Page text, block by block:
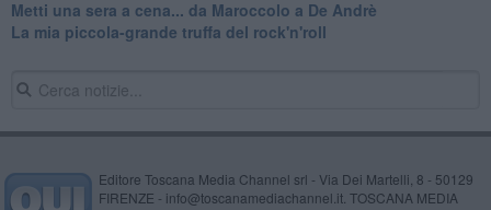
Metti una sera a cena... da Maroccolo a De Andrè
La mia piccola-grande truffa del rock'n'roll
Editore Toscana Media Channel srl - Via Dei Martelli, 8 - 50129
FIRENZE - info@toscanamediachannel.it. TOSCANA MEDIA